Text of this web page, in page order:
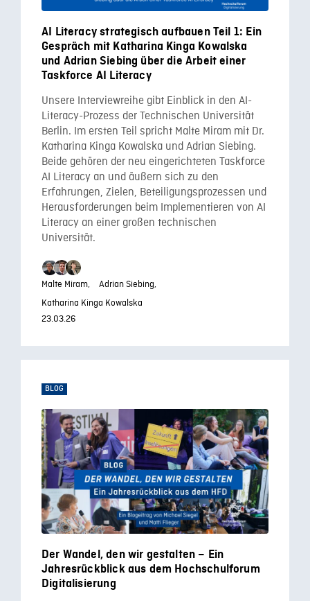
AI Literacy strategisch aufbauen Teil 1: Ein
Gespräch mit Katharina Kinga Kowalska
und Adrian Siebing über die Arbeit einer
Taskforce AI Literacy
Unsere Interviewreihe gibt Einblick in den AI-
Literacy-Prozess der Technischen Universität
Berlin. Im ersten Teil spricht Malte Miram mit Dr.
Katharina Kinga Kowalska und Adrian Siebing.
Beide gehören der neu eingerichteten Taskforce
AI Literacy an und äußern sich zu den
Erfahrungen, Zielen, Beteiligungsprozessen und
Herausforderungen beim Implementieren von AI
Literacy an einer großen technischen
Universität.
Malte Miram,
Adrian Siebing,
Katharina Kinga Kowalska
23.03.26
BLOG
Der Wandel, den wir gestalten – Ein
Jahresrückblick aus dem Hochschulforum
Digitalisierung